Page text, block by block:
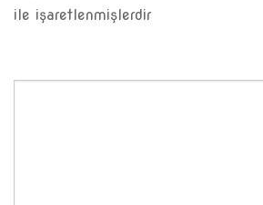
ile işaretlenmişlerdir